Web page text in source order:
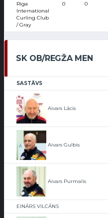
Riga
International
Curling Club
/ Gray
0 0
SK OB/REGŽA MEN
SASTĀVS
Aivars Lācis
Aivars Gulbis
Aivars Purmalis
EINĀRS VILCĀNS